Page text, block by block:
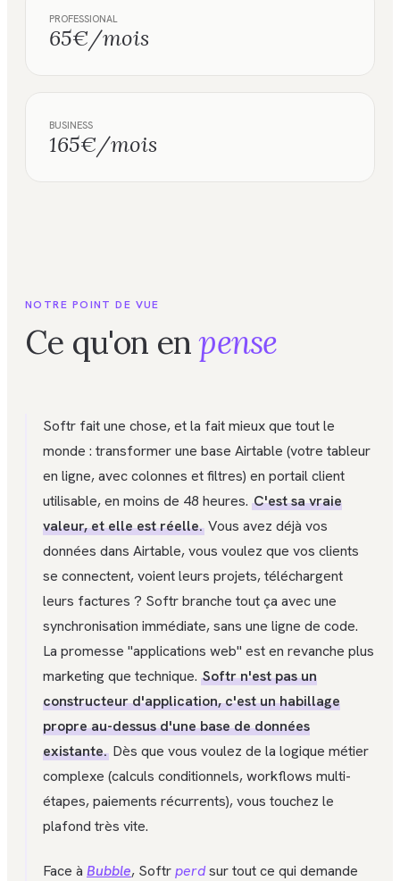
PROFESSIONAL
65€/mois
BUSINESS
165€/mois
NOTRE POINT DE VUE
Ce qu'on enpense
Softr fait une chose, et la fait mieux que tout le
monde : transformer une base Airtable (votre tableur
en ligne, avec colonnes et filtres) en portail client
utilisable, en moins de 48 heures. C'est sa vraie
valeur, et elle est réelle. Vous avez déjà vos
données dans Airtable, vous voulez que vos clients
se connectent, voient leurs projets, téléchargent
leurs factures ? Softr branche tout ça avec une
synchronisation immédiate, sans une ligne de code.
La promesse "applications web" est en revanche plus
marketing que technique. Softr n'est pas un
constructeur d'application, c'est un habillage
propre au-dessus d'une base de données
existante. Dès que vous voulez de la logique métier
complexe (calculs conditionnels, workflows multi-
étapes, paiements récurrents), vous touchez le
plafond très vite.
Face à Bubble, Softrperdsur tout ce qui demande